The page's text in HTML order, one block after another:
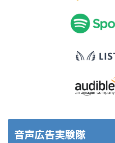
音声広告実験隊